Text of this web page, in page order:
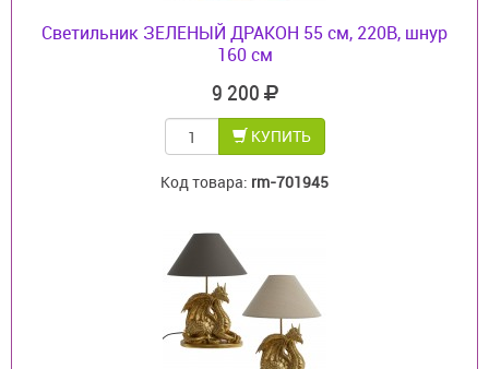
Светильник ЗЕЛЕНЫЙ ДРАКОН 55 см, 220В, шнур
160 см
9 200
КУПИТЬ
Код товара: rm-701945